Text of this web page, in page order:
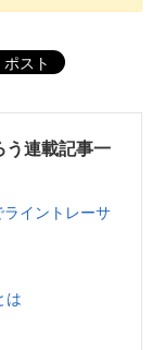
ポスト
う連載記事一
ライントレーサ
は